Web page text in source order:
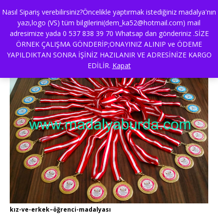
Nasıl Sipariş verebilirsiniz?Öncelikle yaptırmak istediğiniz madalya'nın
yazı,logo (VS) tüm bilgilerini(dem_ka52@hotmail.com) mail
adresimize yada 0 537 838 39 70 Whatsap dan gönderiniz .SİZE
ÖRNEK ÇALIŞMA GÖNDERİP;ONAYINIZ ALINIP ve ÖDEME
YAPILDIKTAN SONRA İŞİNİZ HAZILANIR VE ADRESİNİZE KARGO
EDİLİR. Kapat
kız-ve-erkek–öğrenci-madalyası
kız-ve-erkek–öğrenci-madalyası